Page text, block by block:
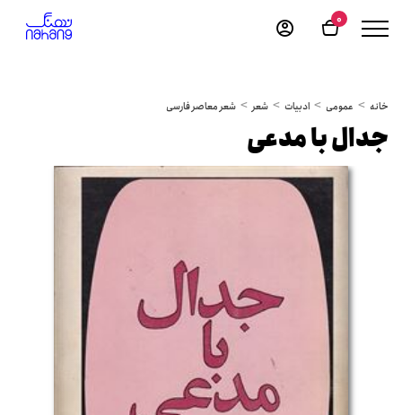
0
خانه عمومی ادبیات شعر شعر معاصر فارسی
جدال با مدعی